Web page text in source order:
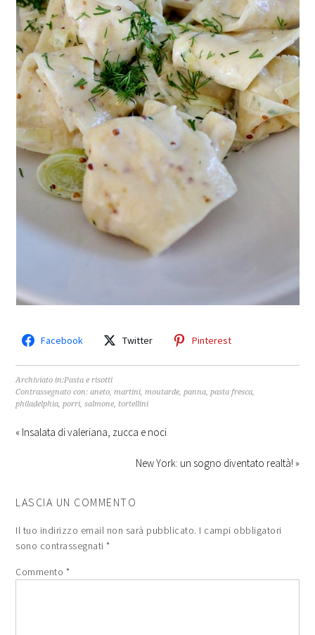
Facebook Twitter Pinterest
Archiviato in:Pasta e risotti
Contrassegnato con:aneto,martini,moutarde,panna,pasta fresca,
philadelphia,porri,salmone, tortellini
« Insalata di valeriana, zucca e noci
New York: un sogno diventato realtà! »
LASCIA UN COMMENTO
Il tuo indirizzo email non sarà pubblicato. I campi obbligatori
sono contrassegnati*
Commento *